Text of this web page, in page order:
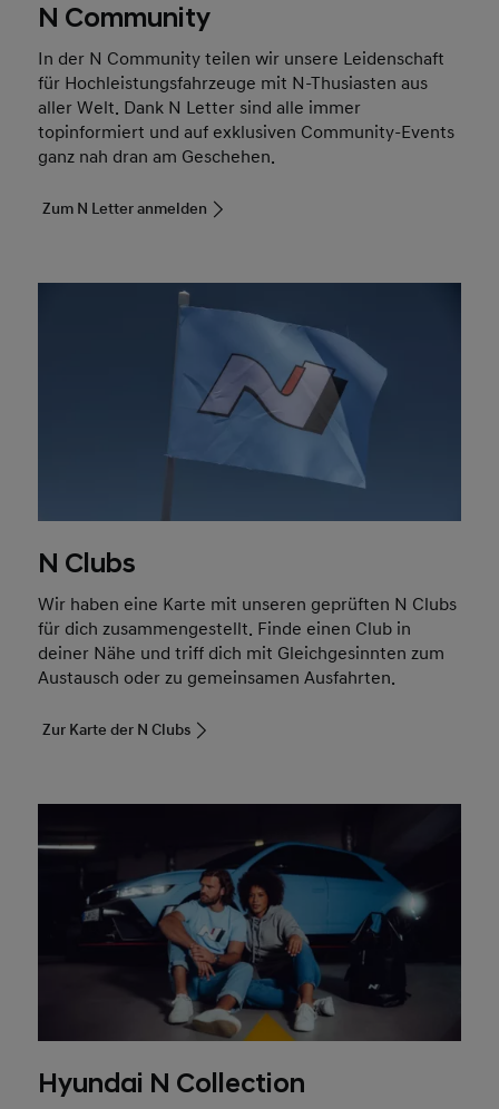
N Community
In der N Community teilen wir unsere Leidenschaft
für Hochleistungsfahrzeuge mit N-Thusiasten aus
aller Welt. Dank N Letter sind alle immer
topinformiert und auf exklusiven Community-Events
ganz nah dran am Geschehen.
Zum N Letter anmelden
N Clubs
Wir haben eine Karte mit unseren geprüften N Clubs
für dich zusammengestellt. Finde einen Club in
deiner Nähe und triff dich mit Gleichgesinnten zum
Austausch oder zu gemeinsamen Ausfahrten.
Zur Karte der N Clubs
Hyundai N Collection